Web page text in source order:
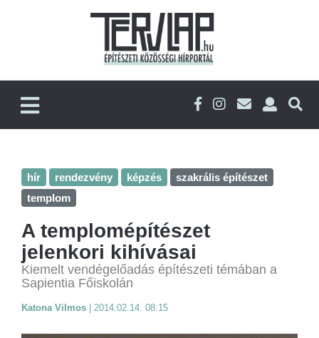
hír rendezvény képzés
szakrális építészet
templom
A templomépítészet
jelenkori kihívásai
Kiemelt vendégelőadás építészeti témában a
Sapientia Főiskolán
Katona Vilmos 2014.02.14. 08:15